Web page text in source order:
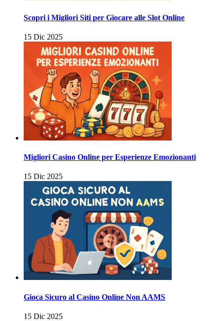
Scopri i Migliori Siti per Giocare alle Slot Online
15 Dic 2025
Migliori Casino Online per Esperienze Emozionanti
15 Dic 2025
Gioca Sicuro al Casino Online Non AAMS
15 Dic 2025